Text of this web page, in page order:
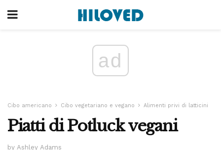
ad
Cibo americano Cibo vegetariano e vegano Alimenti privi di latticini
Piatti di Potluck vegani
by Ashley Adams